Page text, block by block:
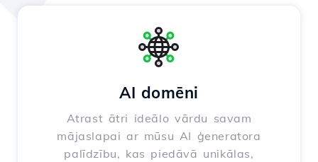
AI domēni
Atrast ātri ideālo vārdu savam
mājaslapai ar mūsu AI ģeneratora
palīdzību, kas piedāvā unikālas,